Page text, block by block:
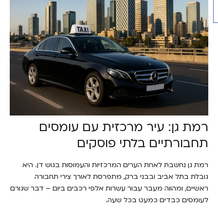
רמת גן: עיר מרכזית עם עומסים
תחבורתיים בלתי פוסקים
רמת גן נחשבת לאחת הערים המרכזיות והעמוסות בגוש דן. היא
גובלת בתל אביב ובבני ברק, מתפרסת לאורך צירי תחבורה
ראשיים, ומהווה מעבר עבור עשרות אלפי רכבים ביום – דבר שגורם
לעומסים כבדים כמעט בכל שעה.